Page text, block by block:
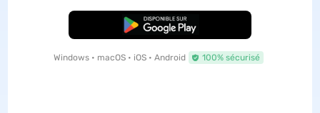
TÉLÉCHARGER
Windows • macOS • iOS • Android 100% sécurisé